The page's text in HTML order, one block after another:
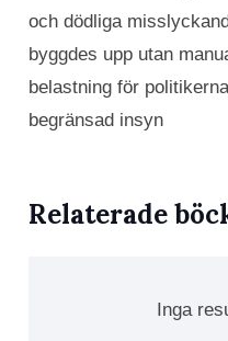
och dödliga
byggdes upp utan
belastning för
begränsad insyn
Relaterade
Inga